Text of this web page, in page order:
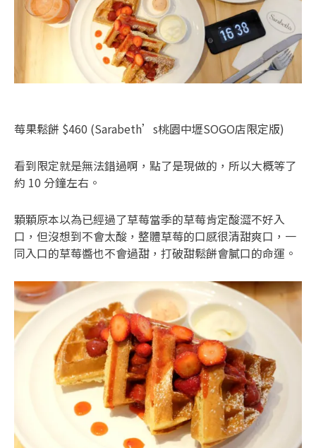
莓果鬆餅 $460 (Sarabeth’s桃園中壢SOGO店限定版)
看到限定就是無法錯過啊，點了是現做的，所以大概等了
約 10 分鐘左右。
顆顆原本以為已經過了草莓當季的草莓肯定酸澀不好入
口，但沒想到不會太酸，整體草莓的口感很清甜爽口，一
同入口的草莓醬也不會過甜，打破甜鬆餅會膩口的命運。